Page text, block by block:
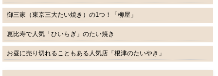
御三家（東京三大たい焼き）の1つ！「柳屋」
恵比寿で人気「ひいらぎ」のたい焼き
お昼に売り切れることもある人気店「根津のたいやき」